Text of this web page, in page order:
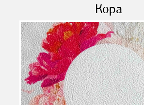
Кора